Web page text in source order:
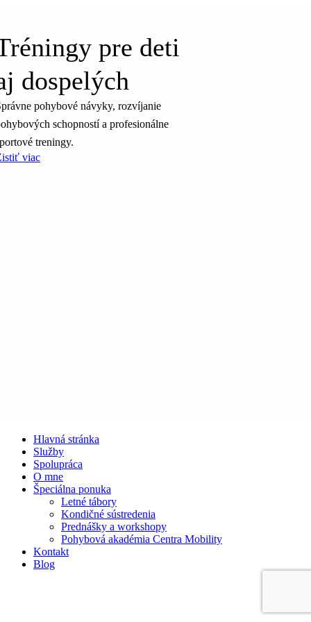
pre deti
dospelých
pohybové návyky, rozvíjanie
schopností a profesionálne
treningy.
viac
Hlavná stránka
Služby
Spolupráca
O mne
Špeciálna ponuka
Letné tábory
Kondičné sústredenia
Prednášky a workshopy
Pohybová akadémia Centra Mobility
Kontakt
Blog